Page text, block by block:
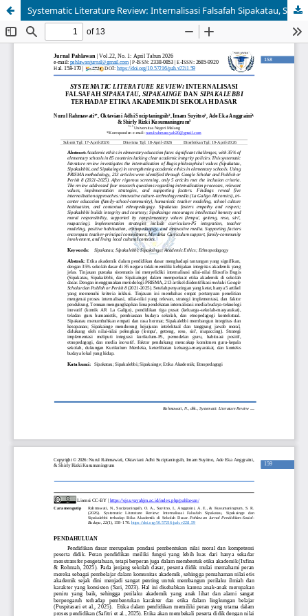
Systematic Literature Review: Internalisasi Falsafah Sipakatau, Sipakainge dan Sipakalebbi terhadap Etika Akademik di Sekolah Dasar